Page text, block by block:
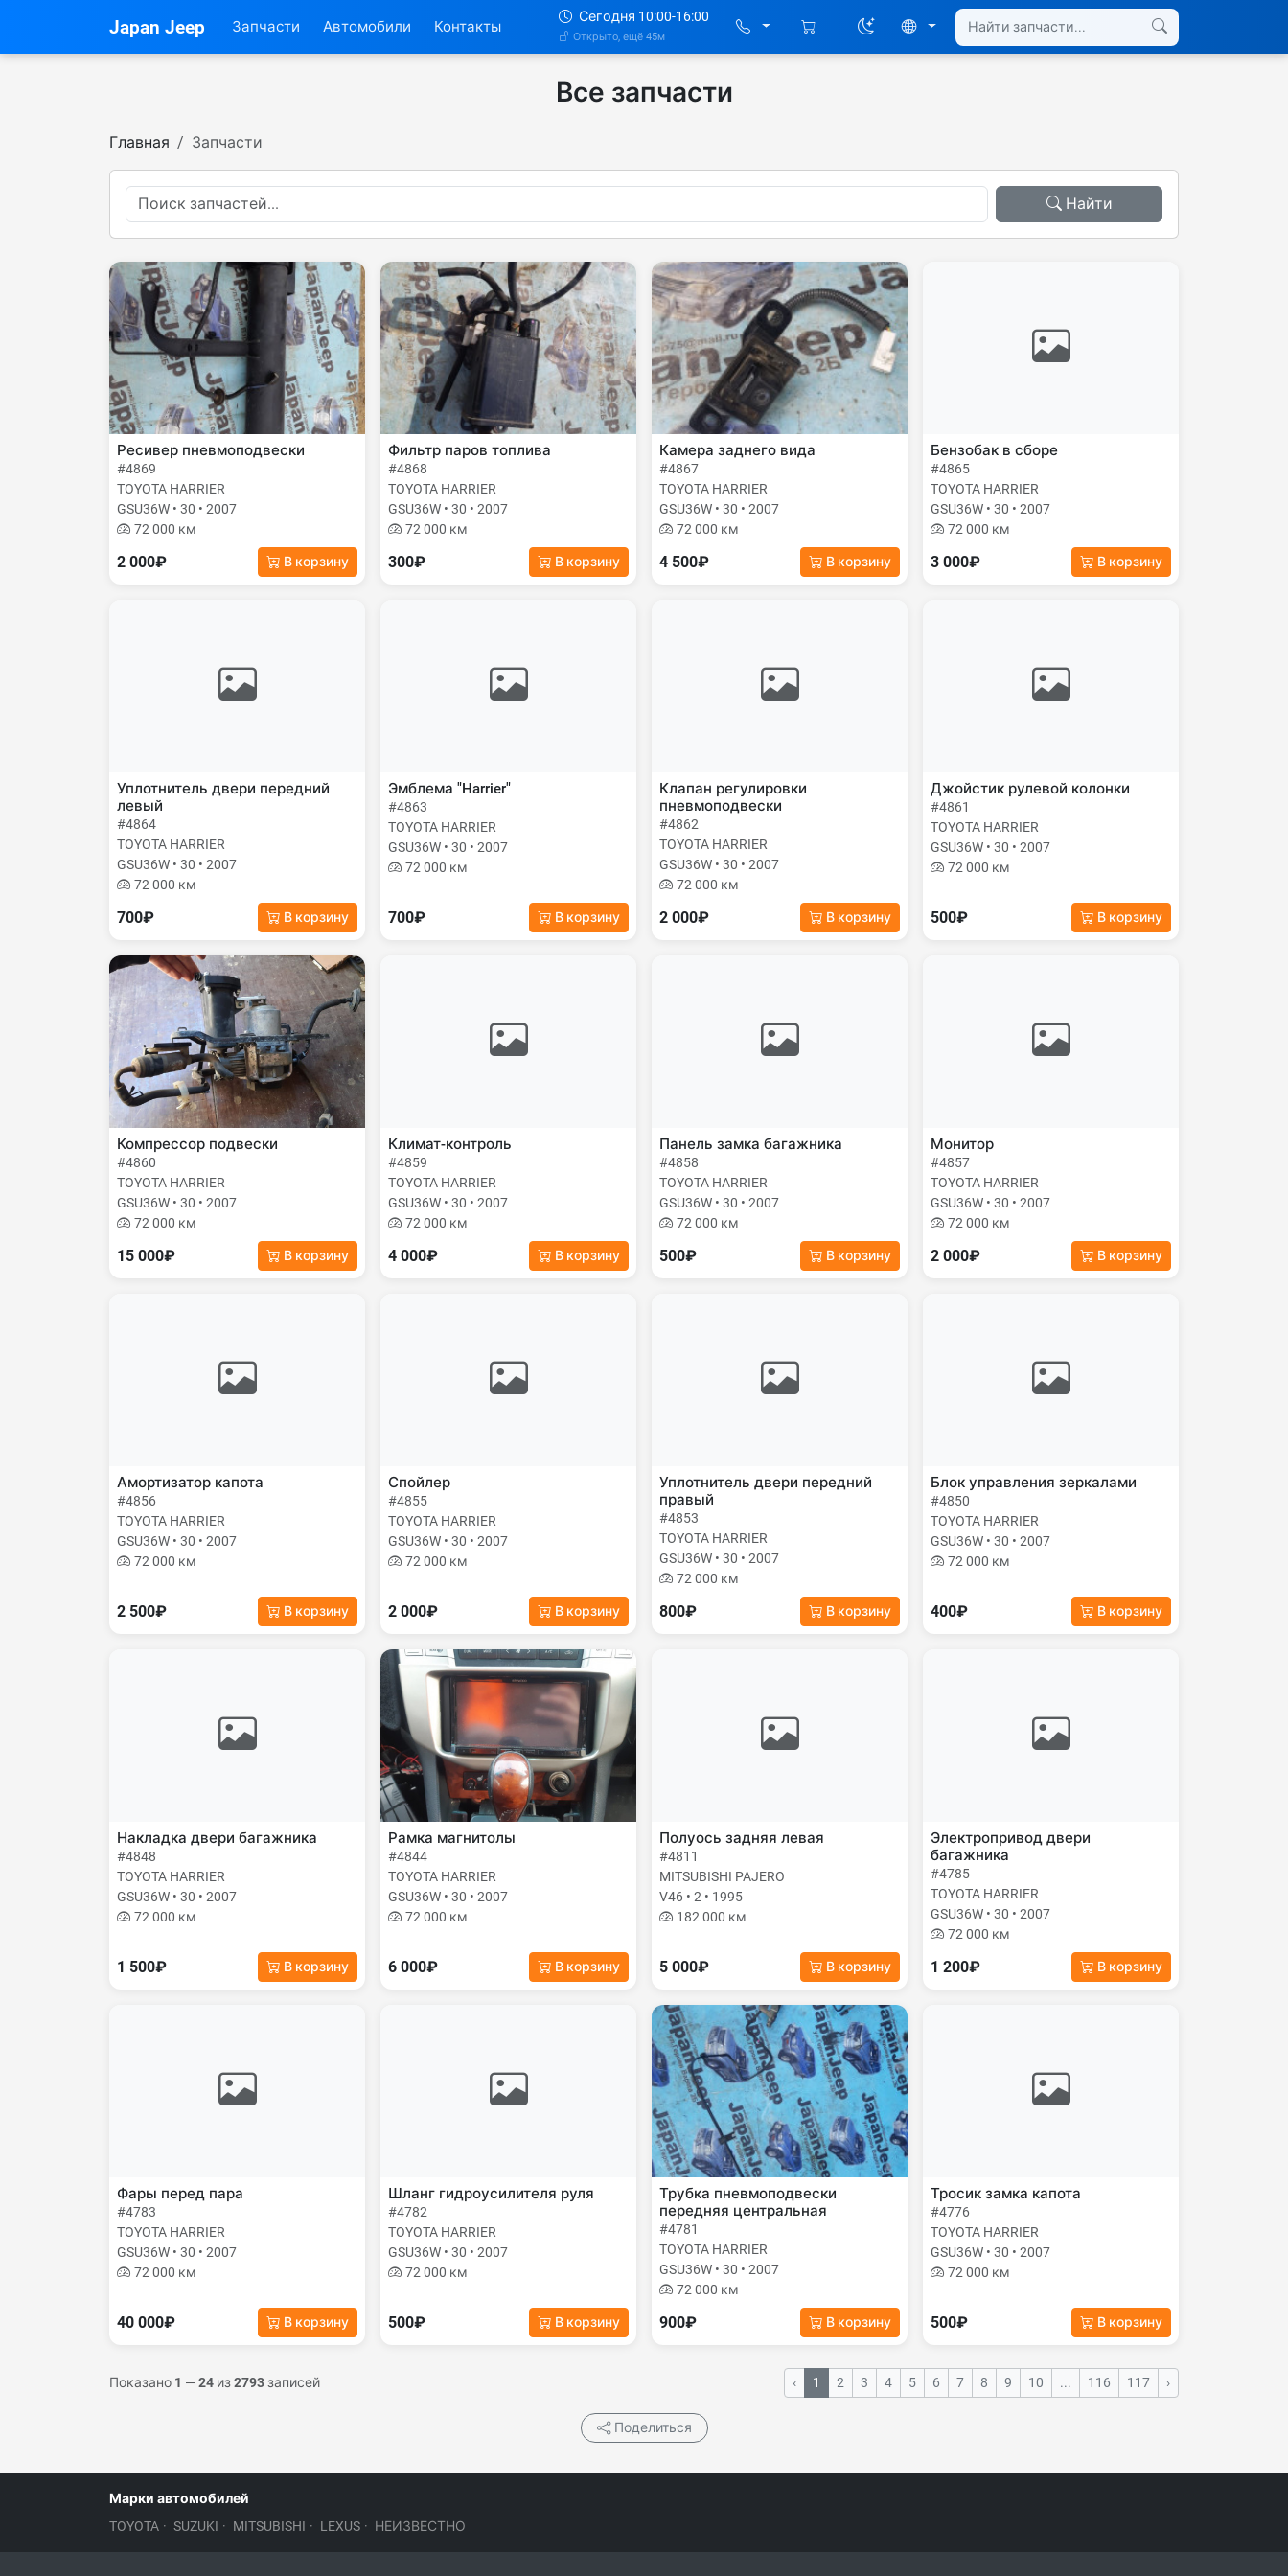
Japan Jeep Запчасти Автомобили Контакты
Сегодня 10:00-16:00
Открыто, ещё 45м
Все запчасти
Главная Запчасти
Найти
Ресивер пневмоподвески
#4869
TOYOTA HARRIER
GSU36W • 30 • 2007
72 000 км
2 000₽ В корзину
Фильтр паров топлива
#4868
TOYOTA HARRIER
GSU36W • 30 • 2007
72 000 км
300₽ В корзину
Камера заднего вида
#4867
TOYOTA HARRIER
GSU36W • 30 • 2007
72 000 км
4 500₽ В корзину
Бензобак в сборе
#4865
TOYOTA HARRIER
GSU36W • 30 • 2007
72 000 км
3 000₽ В корзину
Уплотнитель двери передний
левый
#4864
TOYOTA HARRIER
GSU36W • 30 • 2007
72 000 км
700₽ В корзину
Эмблема "Harrier"
#4863
TOYOTA HARRIER
GSU36W • 30 • 2007
72 000 км
700₽ В корзину
Клапан регулировки
пневмоподвески
#4862
TOYOTA HARRIER
GSU36W • 30 • 2007
72 000 км
2 000₽ В корзину
Джойстик рулевой колонки
#4861
TOYOTA HARRIER
GSU36W • 30 • 2007
72 000 км
500₽ В корзину
Компрессор подвески
#4860
TOYOTA HARRIER
GSU36W • 30 • 2007
72 000 км
15 000₽ В корзину
Климат-контроль
#4859
TOYOTA HARRIER
GSU36W • 30 • 2007
72 000 км
4 000₽ В корзину
Панель замка багажника
#4858
TOYOTA HARRIER
GSU36W • 30 • 2007
72 000 км
500₽ В корзину
Монитор
#4857
TOYOTA HARRIER
GSU36W • 30 • 2007
72 000 км
2 000₽ В корзину
Амортизатор капота
#4856
TOYOTA HARRIER
GSU36W • 30 • 2007
72 000 км
2 500₽ В корзину
Спойлер
#4855
TOYOTA HARRIER
GSU36W • 30 • 2007
72 000 км
2 000₽ В корзину
Уплотнитель двери передний
правый
#4853
TOYOTA HARRIER
GSU36W • 30 • 2007
72 000 км
800₽ В корзину
Блок управления зеркалами
#4850
TOYOTA HARRIER
GSU36W • 30 • 2007
72 000 км
400₽ В корзину
Накладка двери багажника
#4848
TOYOTA HARRIER
GSU36W • 30 • 2007
72 000 км
1 500₽ В корзину
Рамка магнитолы
#4844
TOYOTA HARRIER
GSU36W • 30 • 2007
72 000 км
6 000₽ В корзину
Полуось задняя левая
#4811
MITSUBISHI PAJERO
V46 • 2 • 1995
182 000 км
5 000₽ В корзину
Электропривод двери
багажника
#4785
TOYOTA HARRIER
GSU36W • 30 • 2007
72 000 км
1 200₽ В корзину
Фары перед пара
#4783
TOYOTA HARRIER
GSU36W • 30 • 2007
72 000 км
40 000₽ В корзину
Шланг гидроусилителя руля
#4782
TOYOTA HARRIER
GSU36W • 30 • 2007
72 000 км
500₽ В корзину
Трубка пневмоподвески
передняя центральная
#4781
TOYOTA HARRIER
GSU36W • 30 • 2007
72 000 км
900₽ В корзину
Тросик замка капота
#4776
TOYOTA HARRIER
GSU36W • 30 • 2007
72 000 км
500₽ В корзину
Показано 1 — 24 из2793записей ‹ 1 2 3 4 5 6 7 8 9 10 ... 116 117 ›
Поделиться
Марки автомобилей
TOYOTA · SUZUKI · MITSUBISHI · LEXUS · НЕИЗВЕСТНО